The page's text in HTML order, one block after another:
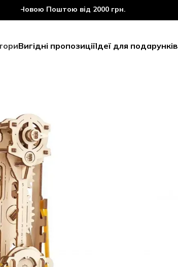
Поштою від 2000 грн.
Вигідні пропозиціїІдеї для подарунків